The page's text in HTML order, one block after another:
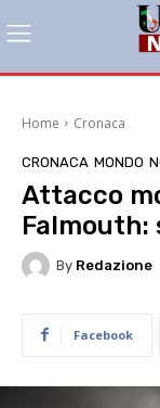
Home Cronaca
CRONACA MONDO
Attacco
Falmouth:
By Redazione
Facebook